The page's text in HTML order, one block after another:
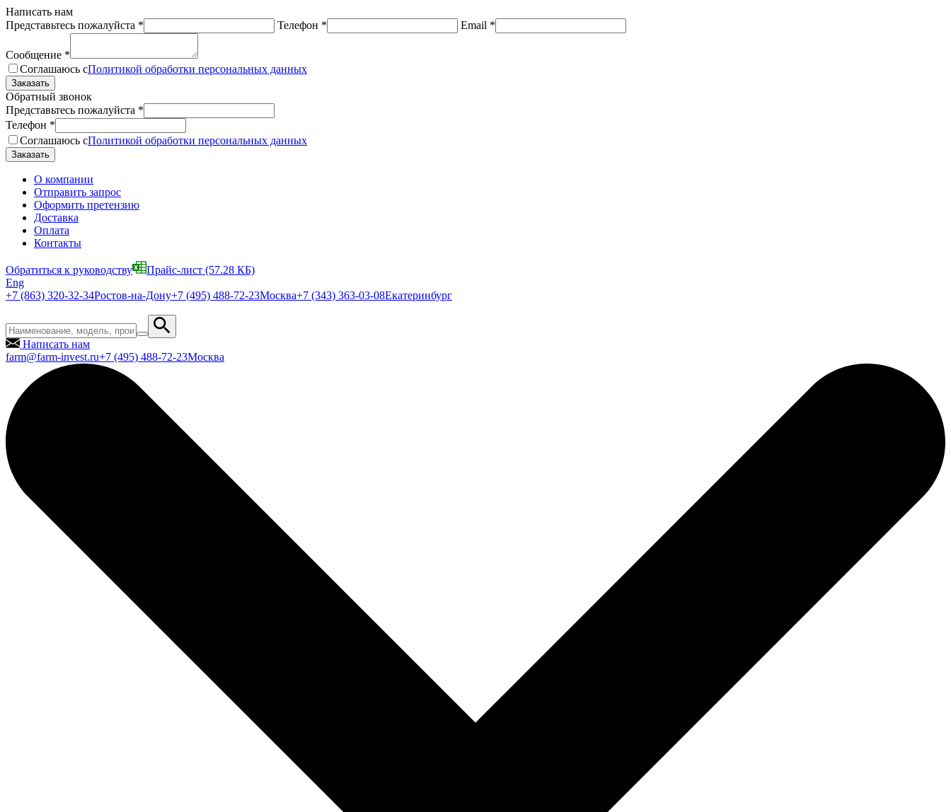
Написать нам
Представьтесь пожалуйста * Телефон * Email *
Сообщение *
Соглашаюсь сПолитикой обработки персональных данных
Обратный звонок
Представьтесь пожалуйста *
Телефон *
Соглашаюсь сПолитикой обработки персональных данных
О компании
Отправить запрос
Оформить претензию
Доставка
Оплата
Контакты
Обратиться к руководству Прайс-лист (57.28 КБ)
Eng
+7 (863) 320-32-34Ростов-на-Дону+7 (495) 488-72-23Москва+7 (343) 363-03-08Екатеринбург
Написать нам
farm@farm-invest.ru+7 (495) 488-72-23Москва